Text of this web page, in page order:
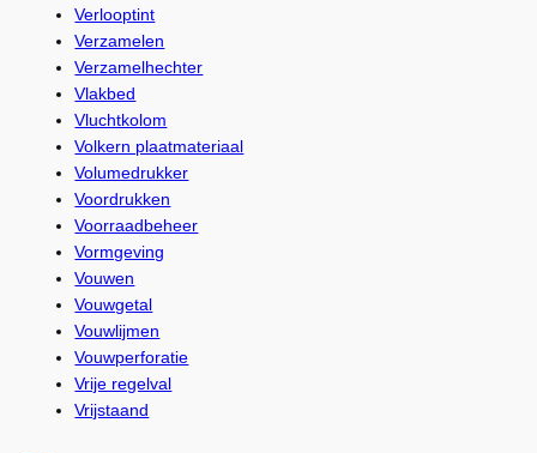
Verlooptint
Verzamelen
Verzamelhechter
Vlakbed
Vluchtkolom
Volkern plaatmateriaal
Volumedrukker
Voordrukken
Voorraadbeheer
Vormgeving
Vouwen
Vouwgetal
Vouwlijmen
Vouwperforatie
Vrije regelval
Vrijstaand